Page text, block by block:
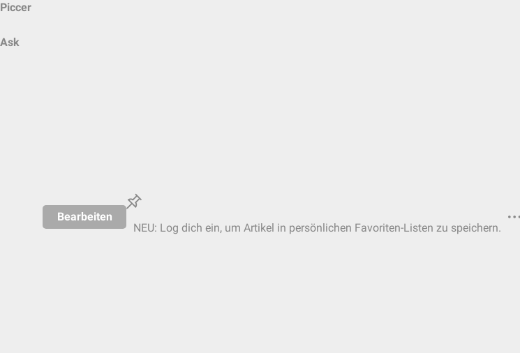
Piccer
Ask
Bearbeiten
NEU: Log dich ein, um Artikel in persönlichen Favoriten-Listen zu speichern.